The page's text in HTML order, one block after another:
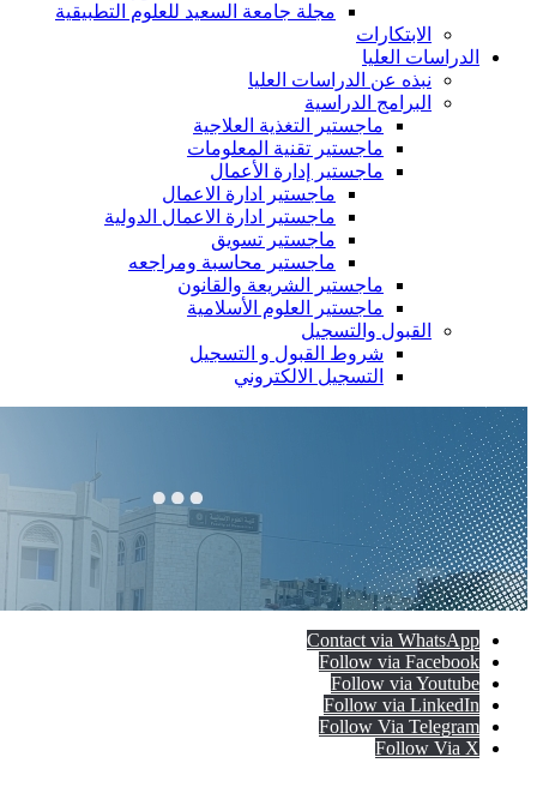
مجلة جامعة السعيد للعلوم التطبيقية
الابتكارات
الدراسات العليا
نبذه عن الدراسات العليا
البرامج الدراسية
ماجستير التغذية العلاجية
ماجستير تقنية المعلومات
ماجستير إدارة الأعمال
ماجستير ادارة الاعمال
ماجستير ادارة الاعمال الدولية
ماجستير تسويق
ماجستير محاسبة ومراجعه
ماجستير الشريعة والقانون
ماجستير العلوم الأسلامية
القبول والتسجيل
شروط القبول و التسجيل
التسجيل الالكتروني
Contact via WhatsApp
Follow via Facebook
Follow via Youtube
Follow via LinkedIn
Follow Via Telegram
Follow Via X